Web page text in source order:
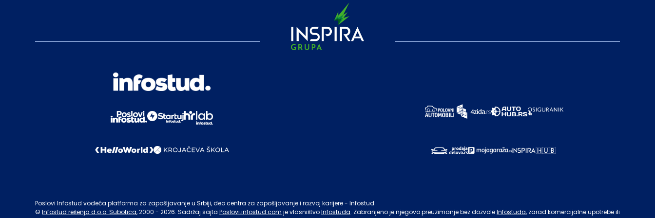
Poslovi Infostud vodeća platforma za zapošljavanje u Srbiji, deo centra za zapošljavanje i razvoj karijere - Infostud.
© Infostud rešenja d.o.o. Subotica, 2000 - 2026. Sadržaj sajta Poslovi.infostud.com je vlasništvoInfostuda. Zabranjeno je njegovo preuzimanje bez dozvoleInfostuda, zarad komercijalne upotrebe ili